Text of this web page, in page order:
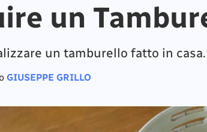
un
un tamburello fatto in casa.
GIUSEPPE GRILLO